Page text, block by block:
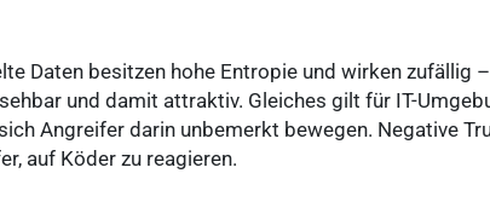
Daten besitzen hohe Entropie und wirken zufällig
und damit attraktiv. Gleiches gilt für IT-
Angreifer darin unbemerkt bewegen. Negative
auf Köder zu reagieren.